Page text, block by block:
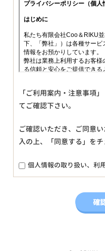
「ご利用案内・注意事項
てご確認下さい。
ご確認いただき、ご同意
入の上、「同意する」をチ
個人情報の取り扱い、利